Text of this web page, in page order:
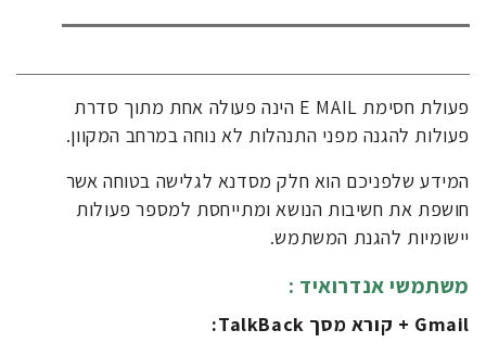
פעולת חסימת E MAIL הינה פעולה אחת מתוך סדרת
פעולות להגנה מפני התנהלות לא נוחה במרחב המקוון.
המידע שלפניכם הוא חלק מסדנא לגלישה בטוחה אשר
חושפת את חשיבות הנושא ומתייחסת למספר פעולות
יישומיות להגנת המשתמש.
משתמשי אנדרואיד :
Gmail + קורא מסך TalkBack
: